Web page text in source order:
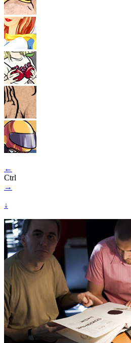
←
Ctrl
→
↓